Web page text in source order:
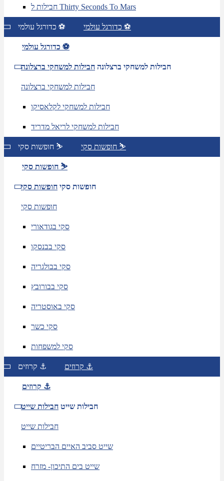
חבילות ל Thirty Seconds To Mars
כדורגל עולמי ⚽ כדורגל עולמי ⚽
כדורגל עולמי ⚽
חבילות למשחקי ברצלונה חבילות למשחקי ברצלונה
חבילות למשחקי ברצלונה
חבילות למשחקי לקלאסיקו
חבילות למשחקי לריאל מדריד
חופשות סקי ⛷️ חופשות סקי ⛷️
חופשות סקי ⛷️
חופשות סקי חופשות סקי
חופשות סקי
סקי בגודאורי
סקי בבנסקו
סקי בבולגריה
סקי בבורובץ
סקי באוסטריה
סקי כשר
סקי למשפחות
קרוזים ⚓ קרוזים ⚓
קרוזים ⚓
חבילות שייט חבילות שייט
חבילות שייט
שייט סביב האיים הבריטיים
שייט בים התיכון- מזרח